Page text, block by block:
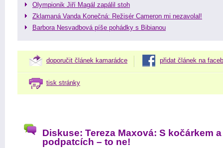
Olympionik Jiří Magál zapálil stoh
Zklamaná Vanda Konečná: Režisér Cameron mi nezavolal!
Barbora Nesvadbová píše pohádky s Bibianou
doporučit článek kamarádce přidat článek na
tisk stránky
Diskuse: Tereza Maxová: S kočárkem
podpatcích – to ne!